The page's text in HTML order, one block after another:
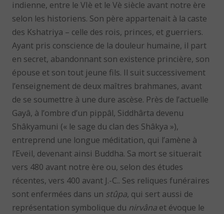
indienne, entre le VIè et le Vè siècle avant notre ère
selon les historiens. Son père appartenait à la caste
des Kshatriya – celle des rois, princes, et guerriers.
Ayant pris conscience de la douleur humaine, il part
en secret, abandonnant son existence princière, son
épouse et son tout jeune fils. Il suit successivement
l’enseignement de deux maîtres brahmanes, avant
de se soumettre à une dure ascèse. Près de l’actuelle
Gayâ, à l’ombre d’un pippâl, Siddhârta devenu
Shâkyamuni (« le sage du clan des Shâkya »),
entreprend une longue méditation, qui l’amène à
l’Eveil, devenant ainsi Buddha. Sa mort se situerait
vers 480 avant notre ère ou, selon des études
récentes, vers 400 avant J.-C.. Ses reliques funéraires
sont enfermées dans un stûpa, qui sert aussi de
représentation symbolique du nirvâna et évoque le